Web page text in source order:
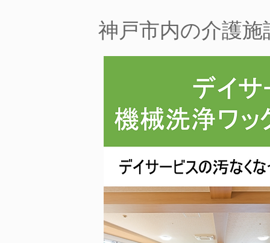
神戸市内の介護